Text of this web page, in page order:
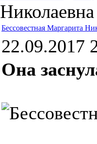
Николаевна
Бессовестная Маргарита
22.09.2017
Она